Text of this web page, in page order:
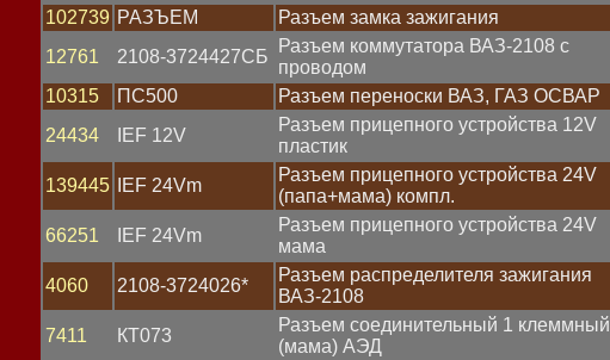
102739 РАЗЪЕМ Разъем замка зажигания
12761
2108-3724427СБ
Разъем коммутатора ВАЗ-2108 с
проводом
10315
ПС500 Разъем переноски ВАЗ, ГАЗ ОСВАР
24434
IEF 12V
Разъем прицепного устройства 12V
пластик
139445 IEF 24Vm
Разъем прицепного устройства 24V
(папа+мама) компл.
66251 IEF 24Vm
Разъем прицепного устройства 24V
мама
4060 2108-3724026*
Разъем распределителя зажигания
ВАЗ-2108
7411 КТ073
Разъем соединительный 1 клеммный
(мама) АЭД